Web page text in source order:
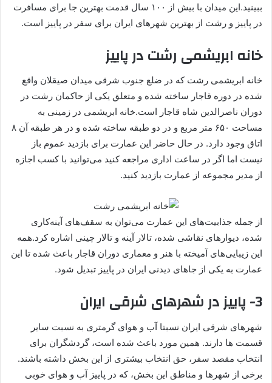
ببینید.این میدان با بیش از ۱۰۰ سال قدمت بهترین جا برای مسافرت
در پاییز و رشت از بهترین شهرهای ایران برای سفر در پاییز است.
خانه ابریشمی رشت در پاییز
خانه ابریشمی رشت که در ضلع جنوب شرقی میدان صیقلان واقع
شده در دوره قاجار ساخته شده و متعلق یکی از حاکمان رشت در
دوران ناصرالدین شاه قاجار است.خانه ابریشمی در زمینی به
مساحت ۶۵۰ متر مربع و در دو طبقه ساخته شده و در هر طبقه آن ۸
اتاق وجود دارد. در حال حاضر این عمارت برای بازدید عموم باز
نیست اما اگر در ساعت اداری مراجعه کنید می‌توانید با کسب اجازه
از مدیر مجموعه از عمارت بازدید کنید.
از جمله جذابیت‌های این عمارت می‌توان به سقف‌های آینه‌کاری
شده، دیوارهای نقاشی شده، تالار آینه و تالار چینی اشاره کرد.همه
این زیبایی‌های آمیخته با هنر و معماری دوران قاجار باعث شده تا این
عمارت به یکی از جاهای دیدنی ایران در پاییز تبدیل شود.
3- پاییز در شهرهای شرقی ایران
شهرهای شرقی ایران نسبتا آب و هوای گرمتری به نسبت سایر
قسمت ها دارند. همین مورد باعث شده است، گردشگران برای
انتخاب مقصد سفر، حق انتخاب بیشتری از این بخش داشته باشند.
برخی از شهرها و مناطق این بخش، که در پاییز آب و هوای خوبی